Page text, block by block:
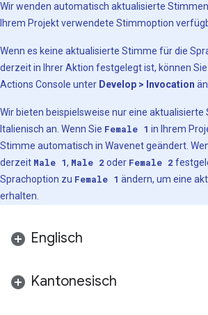
Wir wenden automatisch aktualisierte
Ihrem Projekt verwendete Stimmoption
Wenn es keine aktualisierte Stimme für die
derzeit in Ihrer Aktion festgelegt ist, können
Actions Console unter Develop > Invocation
Wir bieten beispielsweise nur eine aktualisierte
Italienisch an. Wenn Sie Female 1 in Ihrem
Stimme automatisch in Wavenet geändert.
derzeit Male 1, Male 2oder Female 2
Sprachoption zu Female 1 ändern, um eine
erhalten.
Englisch
Kantonesisch